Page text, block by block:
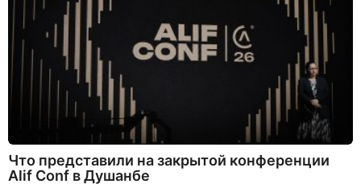
Что представили на закрытой конференции
Alif Conf в Душанбе